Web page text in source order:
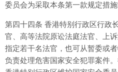
委员会为采取本条第一款规定措施
第四十四条 香港特别行政区行政
官、高等法院原讼法庭法官、上
指定若干名法官，也可从暂委或
负责处理危害国家安全犯罪案件